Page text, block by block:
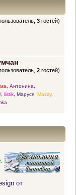
3 гостей)
2 гостей)
, Антонина,
, listik, Маруся, Mazzy,
от